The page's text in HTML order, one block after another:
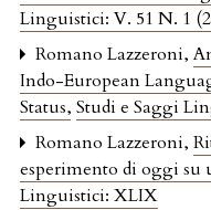
Linguistici: V. 51 N. 1
Romano Lazzeroni,
Indo-European
Status, Studi e Saggi
Romano Lazzeroni,
esperimento di oggi
Linguistici: XLIX